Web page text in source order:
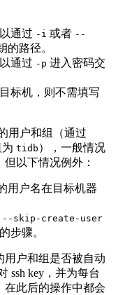
通过 -i 或者 --
的路径。
通过 -p 进入密码交
标机，则不需填写
用户和组（通过
tidb ），一般情况
以下情况例外：
用户名在目标机器
--skip-create-user
步骤。
用户和组是否被自动
ssh key，并为每台
在此后的操作中都会